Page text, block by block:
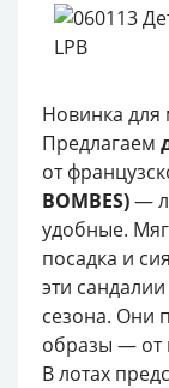
Новинка для
Предлагаем
от
BOMBES)—
удобные.
посадка и
эти
сезона. Они
образы — от
В лотах